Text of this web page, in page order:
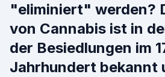
"eliminiert" werden?
von Cannabis ist in
der Besiedlungen im
Jahrhundert bekannt